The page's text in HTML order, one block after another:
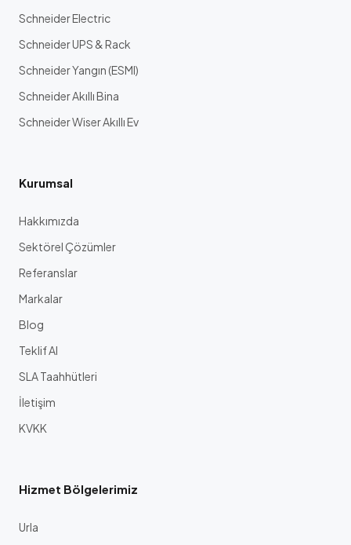
Schneider Electric
Schneider UPS & Rack
Schneider Yangın (ESMI)
Schneider Akıllı Bina
Schneider Wiser Akıllı Ev
Kurumsal
Hakkımızda
Sektörel Çözümler
Referanslar
Markalar
Blog
Teklif Al
SLA Taahhütleri
İletişim
KVKK
Hizmet Bölgelerimiz
Urla